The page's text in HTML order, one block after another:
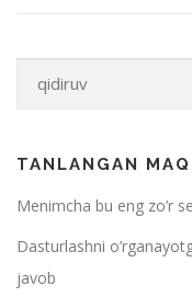
Qidirshish:
TANLANGAN
Menimcha bu eng zo’r
Dasturlashni
javob